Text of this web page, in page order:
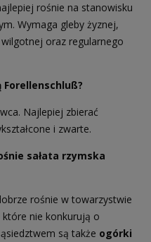
rośnie na stanowisku
Wymaga gleby żyznej,
oraz regularnego
Forellenschluß?
Najlepiej zbierać
i zwarte.
sałata rzymska
rośnie w towarzystwie
które nie konkurują o
są także ogórki